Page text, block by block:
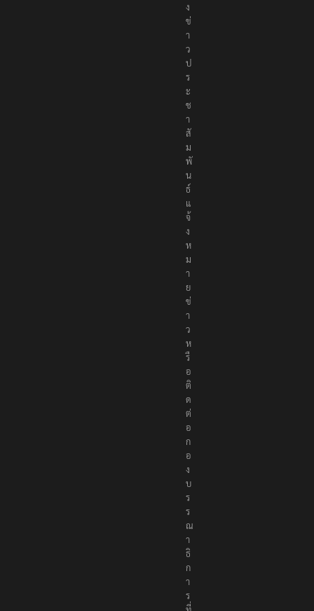
ง
ข่
า
ว
ป
ร
ะ
ช
า
สั
ม
พั
น
ธ์
แ
จ้
ง
ห
ม
า
ย
ข่
า
ว
ห
รื
อ
ติ
ด
ต่
อ
ก
อ
ง
บ
ร
ร
ณ
า
ธิ
ก
า
ร